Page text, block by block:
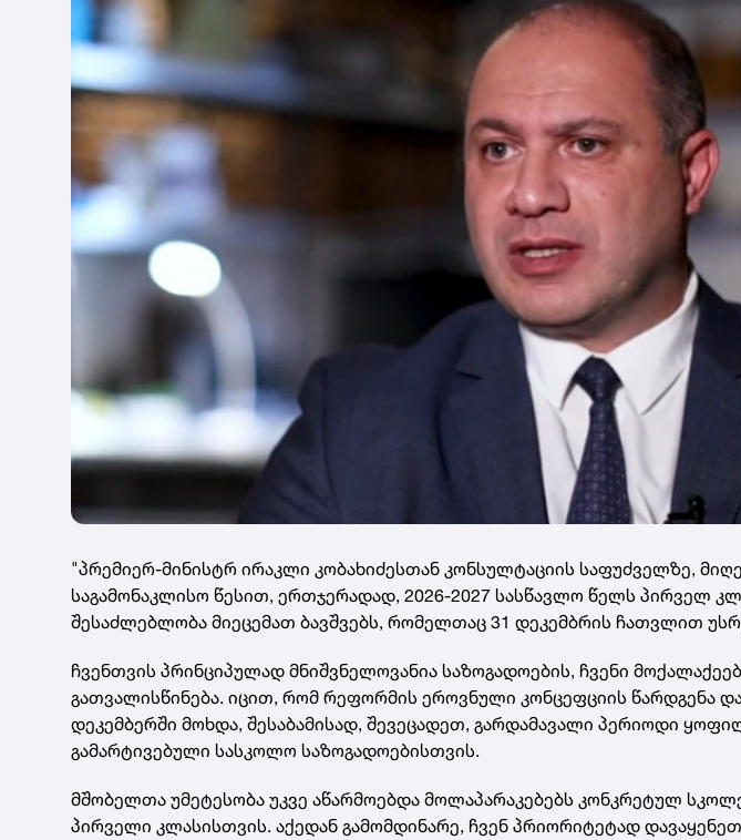
"პრემიერ-მინისტრ ირაკლი კობახიძესთან კონსულტაციის საფუძველზე,
საგამონაკლისო წესით, ერთჯერადად, 2026-2027 სასწავლო წელს პირველ
შესაძლებლობა მიეცემათ ბავშვებს, რომელთაც 31 დეკემბრის ჩათვლით
ჩვენთვის პრინციპულად მნიშვნელოვანია საზოგადოების, ჩვენი
გათვალისწინება. იცით, რომ რეფორმის ეროვნული კონცეფციის წარდგენა
დეკემბერში მოხდა, შესაბამისად, შევეცადეთ, გარდამავალი პერიოდი
გამარტივებული სასკოლო საზოგადოებისთვის.
მშობელთა უმეტესობა უკვე აწარმოებდა მოლაპარაკებებს კონკრეტულ
პირველი კლასისთვის. აქედან გამომდინარე, ჩვენ პრიორიტეტად